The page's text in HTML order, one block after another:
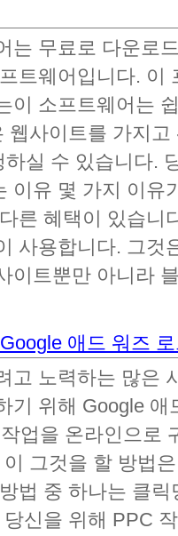
는 무료로 다운로
트웨어입니다. 이
이 소프트웨어는
웹사이트를 가지
실 수 있습니다.
이유 몇 가지 이유
른 혜택이 있습니
사용합니다. 그것
이트뿐만 아니라
Google 애드 워즈
고 노력하는 많은
기 위해 Google
업을 온라인으로
그것을 할 방법
법 중 하나는 클
신을 위해 PPC